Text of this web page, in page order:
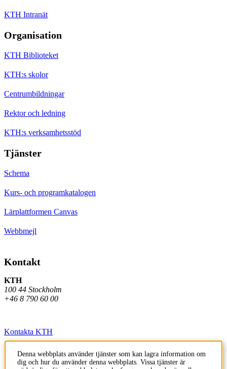
KTH Intranät
Organisation
KTH Biblioteket
KTH:s skolor
Centrumbildningar
Rektor och ledning
KTH:s verksamhetsstöd
Tjänster
Schema
Kurs- och programkatalogen
Lärplattformen Canvas
Webbmejl
Kontakt
KTH
100 44 Stockholm
+46 8 790 60 00
Kontakta KTH
Jobba på KTH
Denna webbplats använder tjänster som kan lagra information om
dig och hur du använder denna webbplats. Vissa tjänster är